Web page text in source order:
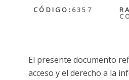
CÓDIGO: 6357
El presente documento
acceso y el derecho a la